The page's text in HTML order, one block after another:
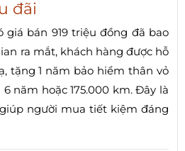
đãi
giá bán 919 triệu đồng đã bao
ra mắt, khách hàng được hỗ
tặng 1 năm bảo hiểm thân vỏ
năm hoặc 175.000 km. Đây là
người mua tiết kiệm đáng